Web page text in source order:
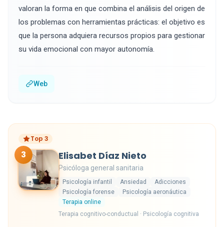
valoran la forma en que combina el análisis del origen de
los problemas con herramientas prácticas: el objetivo es
que la persona adquiera recursos propios para gestionar
su vida emocional con mayor autonomía.
Web
Top 3
3 Elisabet Díaz Nieto
Psicóloga general sanitaria
Psicología infantil Ansiedad
Adicciones
Psicología forense
Psicología aeronáutica
Terapia online
Terapia cognitivo-conductual · Psicología cognitiva